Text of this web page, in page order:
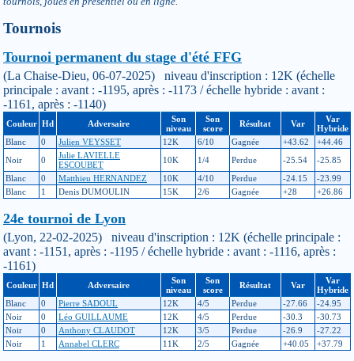
Tournois
Tournoi permanent du stage d'été FFG
(La Chaise-Dieu, 06-07-2025) niveau d'inscription : 12K (échelle
principale : avant : -1195, après : -1173 / échelle hybride : avant :
-1161, après : -1140)
Couleur Hd Adversaire
Son
niveau
Son
score
Résultat Var
Var
Hybride
Blanc
0 Julien VEYSSET 12K 6/10 Gagnée +43.62
+44.46
Noir
0
Julie LAVIELLE
ESCOUBET
10K 1/4 Perdue -25.54
-25.85
Blanc
0 Matthieu HERNANDEZ 10K 4/10 Perdue -24.15
-23.99
Blanc
1 Denis DUMOULIN 15K 2/6 Gagnée +28 +26.86
24e tournoi de Lyon
(Lyon, 22-02-2025) niveau d'inscription : 12K (échelle principale :
avant : -1151, après : -1195 / échelle hybride : avant : -1116, après :
-1161)
Couleur Hd Adversaire
Son
niveau
Son
score
Résultat Var
Var
Hybride
Blanc
0 Pierre SADOUL 12K 4/5 Perdue -27.66
-24.95
Noir
0 Léo GUILLAUME 12K 4/5 Perdue -30.3
-30.73
Noir
0 Anthony CLAUDOT 12K 3/5 Perdue -26.9
-27.22
Noir
1 Annabel CLERC 11K 2/5 Gagnée +40.05 +37.79